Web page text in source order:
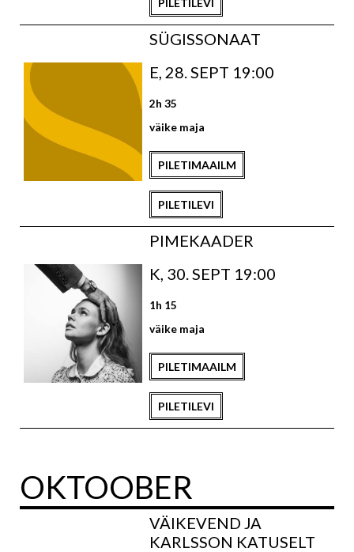
PILETILEVI
SÜGISSONAAT
E, 28. SEPT 19:00
2h 35
väike maja
PILETIMAAILM
PILETILEVI
PIMEKAADER
K, 30. SEPT 19:00
1h 15
väike maja
PILETIMAAILM
PILETILEVI
OKTOOBER
VÄIKEVEND JA
KARLSSON KATUSELT